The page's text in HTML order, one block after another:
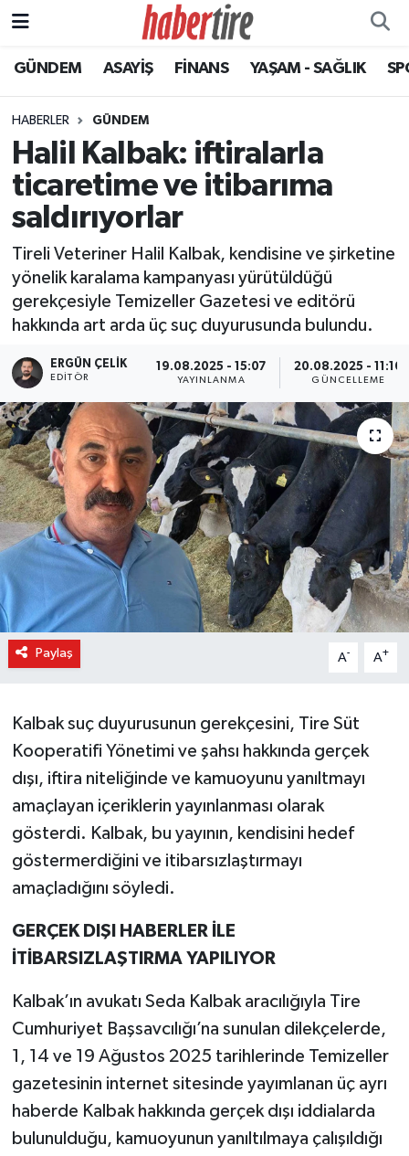
GÜNDEM ASAYİŞ FİNANS YAŞAM - SAĞLIK
HABERLER GÜNDEM
Halil Kalbak: iftiralarla
ticaretime ve itibarıma
saldırıyorlar
Tireli Veteriner Halil Kalbak, kendisine ve şirketine
yönelik karalama kampanyası yürütüldüğü
gerekçesiyle Temizeller Gazetesi ve editörü
hakkında art arda üç suç duyurusunda bulundu.
ERGÜN ÇELIK
EDITÖR
19.08.2025 - 15:07
YAYINLANMA
20.08.2025 - 11:16
GÜNCELLEME
Paylaş A- A+
Kalbak suç duyurusunun gerekçesini, Tire Süt
Kooperatifi Yönetimi ve şahsı hakkında gerçek
dışı, iftira niteliğinde ve kamuoyunu yanıltmayı
amaçlayan içeriklerin yayınlanması olarak
gösterdi. Kalbak, bu yayının, kendisini hedef
göstermerdiğini ve itibarsızlaştırmayı
amaçladığını söyledi.
GERÇEK DIŞI HABERLER İLE
İTİBARSIZLAŞTIRMA YAPILIYOR
Kalbak’ın avukatı Seda Kalbak aracılığıyla Tire
Cumhuriyet Başsavcılığı’na sunulan dilekçelerde,
1, 14 ve 19 Ağustos 2025 tarihlerinde Temizeller
gazetesinin internet sitesinde yayımlanan üç ayrı
haberde Kalbak hakkında gerçek dışı iddialarda
bulunulduğu, kamuoyunun yanıltılmaya çalışıldığı
Tire Nöbetçi Eczaneler
Tire Hava Durumu
Tire Trafik Yoğunluk Haritası
Süper Lig Puan Durumu ve Fikstür
Tüm Manşetler
Son Dakika Haberleri